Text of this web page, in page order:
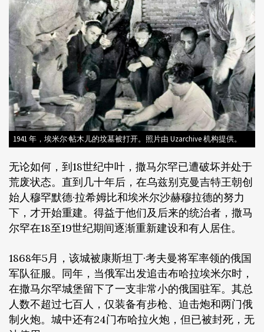
1941 年，埃米尔·帖木儿的坟墓被打开。照片由 Uzarchive 机构提供。
无论如何，到18世纪中叶，撒马尔罕已遭破坏并处于
荒废状态。直到几十年后，在乌兹别克曼吉特王朝创
始人穆罕默德·拉希姆比和埃米尔沙赫穆拉德的努力
下，才开始重建。得益于他们及后来的统治者，撒马
尔罕在18至19世纪期间逐渐重新建设和有人居住。
1868年5月，该城被康斯坦丁·考夫曼将军率领的俄国
军队征服。同年，当俄军出发追击布哈拉埃米尔时，
在撒马尔罕城堡留下了一支非常小的俄国驻军。其总
人数不超过七百人，仅装备有步枪、迫击炮和两门俄
制火炮。城中还有24门布哈拉火炮，但已被封死，无